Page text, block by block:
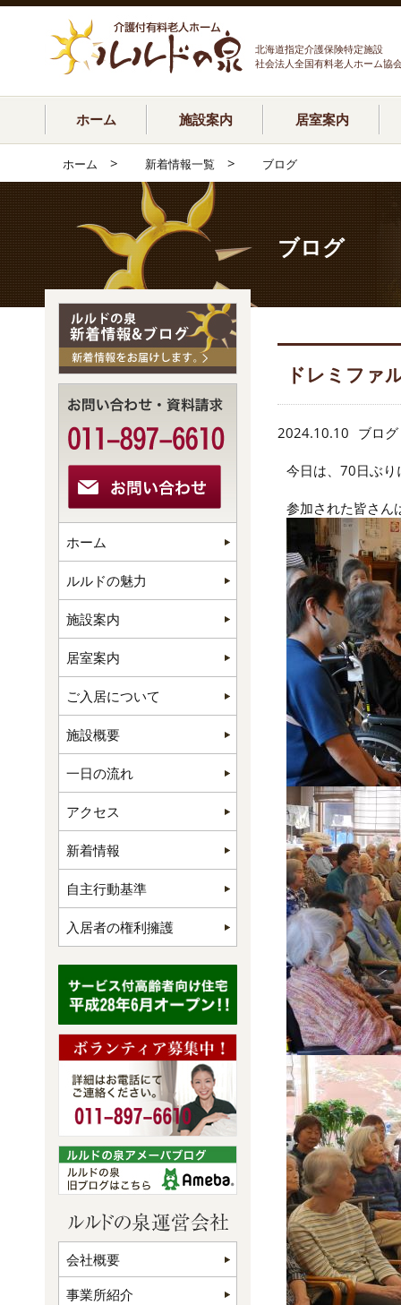
北海道指定介護保険特定施設
社会法人全国有料老人ホーム協
ホーム 施設案内 居室案内
ホーム > 新着情報一覧 > ブログ
ブログ
ドレミファ
2024.10.10 ブログ
今日は、70日ぶ
参加された皆さん
ホーム
ルルドの魅力
施設案内
居室案内
ご入居について
施設概要
一日の流れ
アクセス
新着情報
自主行動基準
入居者の権利擁護
会社概要
事業所紹介